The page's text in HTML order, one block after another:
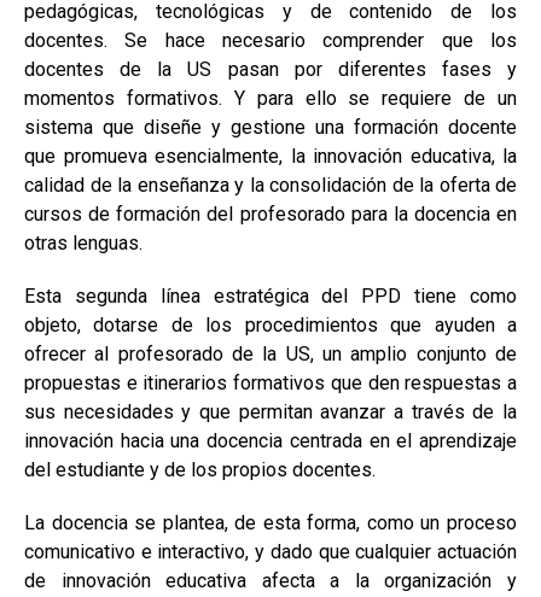
pedagógicas, tecnológicas y de contenido de los
docentes. Se hace necesario comprender que los
docentes de la US pasan por diferentes fases y
momentos formativos. Y para ello se requiere de un
sistema que diseñe y gestione una formación docente
que promueva esencialmente, la innovación educativa, la
calidad de la enseñanza y la consolidación de la oferta de
cursos de formación del profesorado para la docencia en
otras lenguas.
Esta segunda línea estratégica del PPD tiene como
objeto, dotarse de los procedimientos que ayuden a
ofrecer al profesorado de la US, un amplio conjunto de
propuestas e itinerarios formativos que den respuestas a
sus necesidades y que permitan avanzar a través de la
innovación hacia una docencia centrada en el aprendizaje
del estudiante y de los propios docentes.
La docencia se plantea, de esta forma, como un proceso
comunicativo e interactivo, y dado que cualquier actuación
de innovación educativa afecta a la organización y